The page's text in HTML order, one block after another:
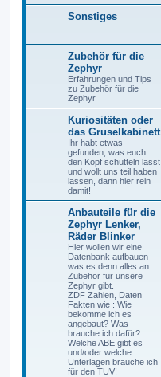
Sonstiges
Zubehör für die
Zephyr
Erfahrungen und Tips
zu Zubehör für die
Zephyr
Kuriositäten oder
das Gruselkabinett
Ihr habt etwas
gefunden, was euch
den Kopf schütteln lässt
und wollt uns teil haben
lassen, dann hier rein
damit!
Anbauteile für die
Zephyr Lenker,
Räder Blinker
Hier wollen wir eine
Datenbank aufbauen
was es denn alles an
Zubehör für unsere
Zephyr gibt.
ZDF Zahlen, Daten
Fakten wie : Wie
bekomme ich es
angebaut? Was
brauche ich dafür?
Welche ABE gibt es
und/oder welche
Unterlagen brauche ich
für den TÜV!